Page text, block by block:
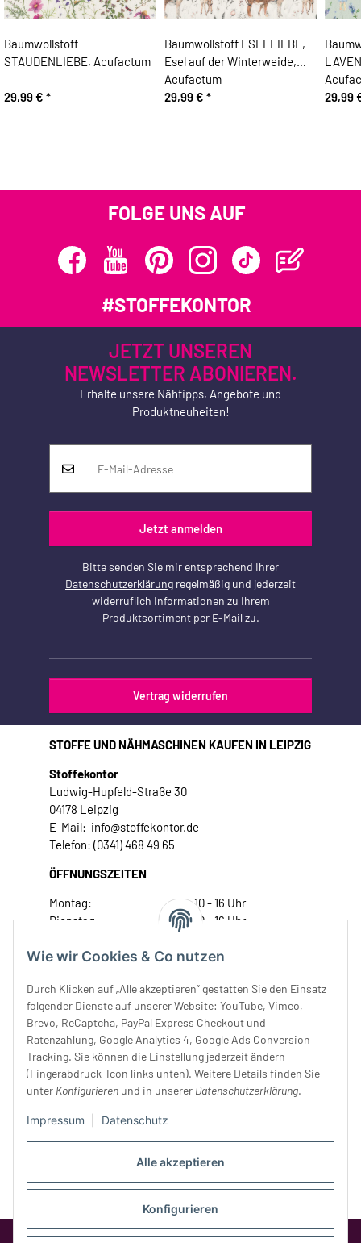
Alle akzeptieren
Konfigurieren
Wie wir Cookies & Co nutzen
Durch Klicken auf „Alle akzeptieren“ gestatten Sie den Einsatz
folgender Dienste auf unserer Website: YouTube, Vimeo,
Brevo, ReCaptcha, PayPal Express Checkout und
Ratenzahlung, Google Analytics 4, Google Ads Conversion
Tracking. Sie können die Einstellung jederzeit ändern
(Fingerabdruck-Icon links unten). Weitere Details finden Sie
unter Konfigurieren und in unserer Datenschutzerklärung.
Impressum Datenschutz
Baumwollstoff
STAUDENLIEBE, Acufactum
29,99 € *
Baumwollstoff ESELLIEBE,
Esel auf der Winterweide,
Acufactum
29,99 € *
29,99
FOLGE UNS AUF
#STOFFEKONTOR
JETZT UNSEREN
NEWSLETTER ABONIEREN.
Erhalte unsere Nähtipps, Angebote und
Produktneuheiten!
Jetzt anmelden
Bitte senden Sie mir entsprechend Ihrer
Datenschutzerklärung regelmäßig und jederzeit
widerruflich Informationen zu Ihrem
Produktsortiment per E-Mail zu.
Vertrag widerrufen
STOFFE UND NÄHMASCHINEN KAUFEN IN LEIPZIG
Stoffekontor
Ludwig-Hupfeld-Straße 30
04178 Leipzig
E-Mail: info@stoffekontor.de
Telefon: (0341) 468 49 65
ÖFFNUNGSZEITEN
Montag:
10 - 16 Uhr
Dienstag:
10 - 16 Uhr
Donnerstag:
10 - 18 Uhr
Samstag:
10 - 14 Uhr
Unser Service
Rechtliches
Google Analytics deaktivierenStatus: